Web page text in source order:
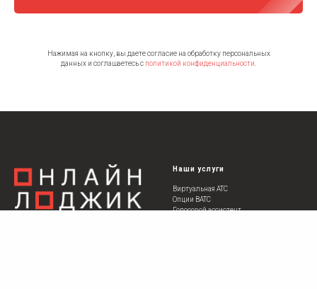
Нажимая на кнопку, вы даете согласие на обработку персональных
данных и соглашаетесь c политикой конфиденциальности
Наши услуги
Виртуальная АТС
Опции ВАТС
Голосовой ассистент